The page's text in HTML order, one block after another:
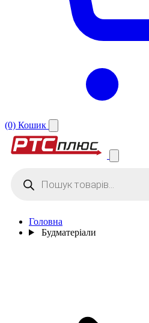
(0) Кошик
search
Головна
Будматеріали